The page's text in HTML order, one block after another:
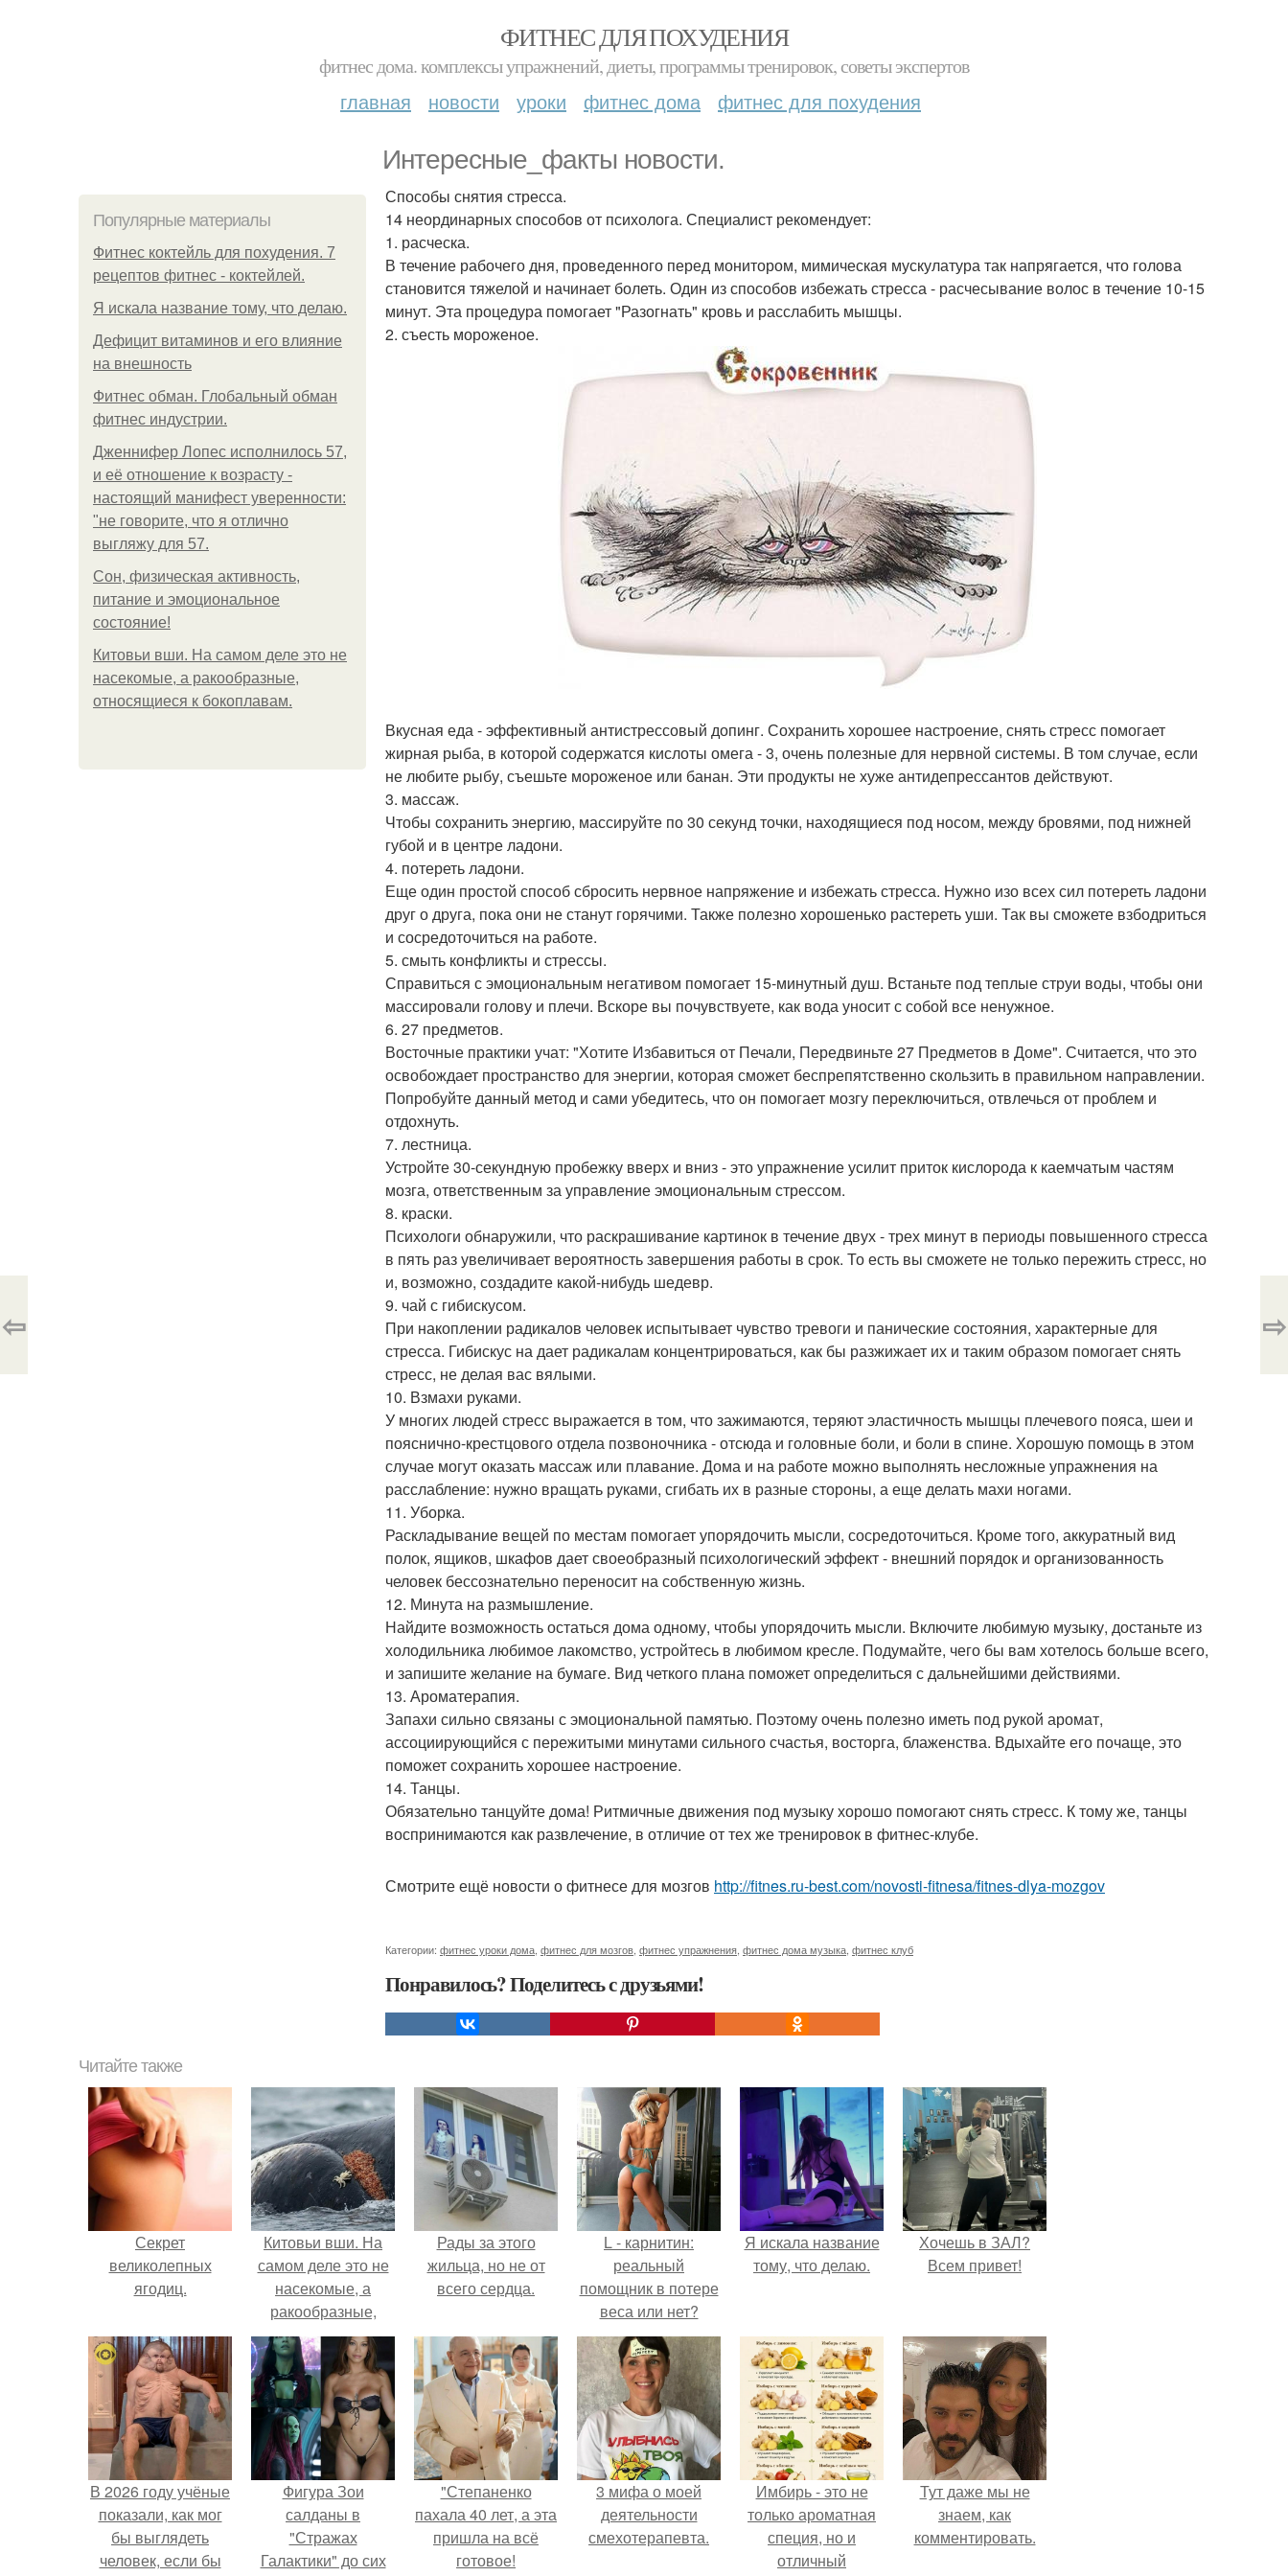
ФИТНЕС ДЛЯ ПОХУДЕНИЯ
фитнес дома. комплексы упражнений, диеты, программы тренировок, советы экспертов
главная новости уроки фитнес дома фитнес для похудения
Интересные_факты новости.
Популярные материалы
Фитнес коктейль для похудения. 7
рецептов фитнес - коктейлей.
Я искала название тому, что делаю.
Дефицит витаминов и его влияние
на внешность
Фитнес обман. Глобальный обман
фитнес индустрии.
Дженнифер Лопес исполнилось 57,
и её отношение к возрасту -
настоящий манифест уверенности:
"не говорите, что я отлично
выгляжу для 57.
Сон, физическая активность,
питание и эмоциональное
состояние!
Китовьи вши. На самом деле это не
насекомые, а ракообразные,
относящиеся к бокоплавам.
Способы снятия стресса.
14 неординарных способов от психолога. Специалист рекомендует:
1. расческа.
В течение рабочего дня, проведенного перед монитором, мимическая мускулатура так напрягается, что голова
становится тяжелой и начинает болеть. Один из способов избежать стресса - расчесывание волос в течение 10-15
минут. Эта процедура помогает "Разогнать" кровь и расслабить мышцы.
2. съесть мороженое.
Вкусная еда - эффективный антистрессовый допинг. Сохранить хорошее настроение, снять стресс помогает
жирная рыба, в которой содержатся кислоты омега - 3, очень полезные для нервной системы. В том случае, если
не любите рыбу, съешьте мороженое или банан. Эти продукты не хуже антидепрессантов действуют.
3. массаж.
Чтобы сохранить энергию, массируйте по 30 секунд точки, находящиеся под носом, между бровями, под нижней
губой и в центре ладони.
4. потереть ладони.
Еще один простой способ сбросить нервное напряжение и избежать стресса. Нужно изо всех сил потереть ладони
друг о друга, пока они не станут горячими. Также полезно хорошенько растереть уши. Так вы сможете взбодриться
и сосредоточиться на работе.
5. смыть конфликты и стрессы.
Справиться с эмоциональным негативом помогает 15-минутный душ. Встаньте под теплые струи воды, чтобы они
массировали голову и плечи. Вскоре вы почувствуете, как вода уносит с собой все ненужное.
6. 27 предметов.
Восточные практики учат: "Хотите Избавиться от Печали, Передвиньте 27 Предметов в Доме". Считается, что это
освобождает пространство для энергии, которая сможет беспрепятственно скользить в правильном направлении.
Попробуйте данный метод и сами убедитесь, что он помогает мозгу переключиться, отвлечься от проблем и
отдохнуть.
7. лестница.
Устройте 30-секундную пробежку вверх и вниз - это упражнение усилит приток кислорода к каемчатым частям
мозга, ответственным за управление эмоциональным стрессом.
8. краски.
Психологи обнаружили, что раскрашивание картинок в течение двух - трех минут в периоды повышенного стресса
в пять раз увеличивает вероятность завершения работы в срок. То есть вы сможете не только пережить стресс, но
и, возможно, создадите какой-нибудь шедевр.
9. чай с гибискусом.
При накоплении радикалов человек испытывает чувство тревоги и панические состояния, характерные для
стресса. Гибискус на дает радикалам концентрироваться, как бы разжижает их и таким образом помогает снять
стресс, не делая вас вялыми.
10. Взмахи руками.
У многих людей стресс выражается в том, что зажимаются, теряют эластичность мышцы плечевого пояса, шеи и
пояснично-крестцового отдела позвоночника - отсюда и головные боли, и боли в спине. Хорошую помощь в этом
случае могут оказать массаж или плавание. Дома и на работе можно выполнять несложные упражнения на
расслабление: нужно вращать руками, сгибать их в разные стороны, а еще делать махи ногами.
11. Уборка.
Раскладывание вещей по местам помогает упорядочить мысли, сосредоточиться. Кроме того, аккуратный вид
полок, ящиков, шкафов дает своеобразный психологический эффект - внешний порядок и организованность
человек бессознательно переносит на собственную жизнь.
12. Минута на размышление.
Найдите возможность остаться дома одному, чтобы упорядочить мысли. Включите любимую музыку, достаньте из
холодильника любимое лакомство, устройтесь в любимом кресле. Подумайте, чего бы вам хотелось больше всего,
и запишите желание на бумаге. Вид четкого плана поможет определиться с дальнейшими действиями.
13. Ароматерапия.
Запахи сильно связаны с эмоциональной памятью. Поэтому очень полезно иметь под рукой аромат,
ассоциирующийся с пережитыми минутами сильного счастья, восторга, блаженства. Вдыхайте его почаще, это
поможет сохранить хорошее настроение.
14. Танцы.
Обязательно танцуйте дома! Ритмичные движения под музыку хорошо помогают снять стресс. К тому же, танцы
воспринимаются как развлечение, в отличие от тех же тренировок в фитнес-клубе.
Смотрите ещё новости о фитнесе для мозгов http://fitnes.ru-best.com/novosti-fitnesa/fitnes-dlya-mozgov
Категории: фитнес уроки дома фитнес для мозгов фитнес упражнения фитнес дома музыка фитнес клуб
Понравилось? Поделитесь с друзьями!
⇦ ⇨
Читайте также
Секрет
великолепных
ягодиц.
Китовьи вши. На
самом деле это не
насекомые, а
ракообразные,
относящиеся к
бокоплавам.
Рады за этого
жильца, но не от
всего сердца.
L - карнитин:
реальный
помощник в потере
веса или нет?
Я искала название
тому, что делаю.
Хочешь в ЗАЛ?
Всем привет!
В 2026 году учёные
показали, как мог
бы выглядеть
человек, если бы
Фигура Зои
салданы в
"Стражах
Галактики" до сих
"Степаненко
пахала 40 лет, а эта
пришла на всё
готовое!
3 мифа о моей
деятельности
смехотерапевта.
Имбирь - это не
только ароматная
специя, но и
отличный
Тут даже мы не
знаем, как
комментировать.